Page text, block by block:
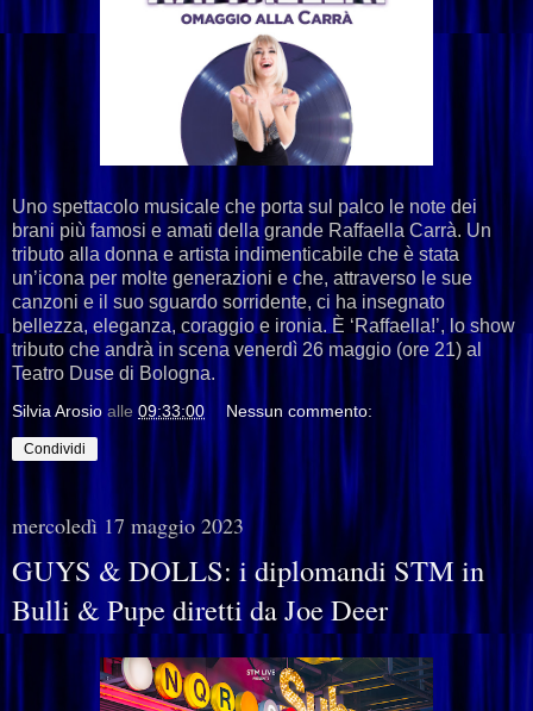
Uno spettacolo musicale che porta sul palco le note dei
brani più famosi e amati della grande Raffaella Carrà. Un
tributo alla donna e artista indimenticabile che è stata
un’icona per molte generazioni e che, attraverso le sue
canzoni e il suo sguardo sorridente, ci ha insegnato
bellezza, eleganza, coraggio e ironia. È ‘Raffaella!’, lo show
tributo che andrà in scena venerdì 26 maggio (ore 21) al
Teatro Duse di Bologna.
Silvia Arosio alle 09:33:00 Nessun commento:
Condividi
mercoledì 17 maggio 2023
GUYS & DOLLS: i diplomandi STM in
Bulli & Pupe diretti da Joe Deer